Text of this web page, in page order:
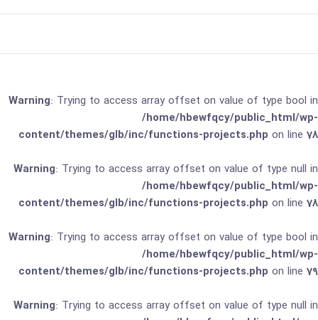
Warning: Trying to access array offset on value of type bool in
/home/hbewfqcy/public_html/wp-
content/themes/glb/inc/functions-projects.php on line 78
Warning: Trying to access array offset on value of type null in
/home/hbewfqcy/public_html/wp-
content/themes/glb/inc/functions-projects.php on line 78
Warning: Trying to access array offset on value of type bool in
/home/hbewfqcy/public_html/wp-
content/themes/glb/inc/functions-projects.php on line 79
Warning: Trying to access array offset on value of type null in